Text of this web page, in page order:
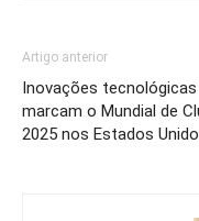
Artigo anterior
Inovações tecnológicas
marcam o Mundial de
2025 nos Estados